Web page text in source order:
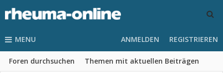
MENU
Foren durchsuchen Themen mit aktuellen Beiträgen
ANMELDEN REGISTRIEREN